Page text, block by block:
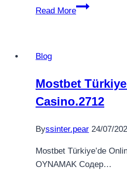
Read More
Zonder
Blog
Mostbet
Casino.2712
Byssinter.pear 24/07/
Mostbet Türkiye’de
OYNAMAK Содер…